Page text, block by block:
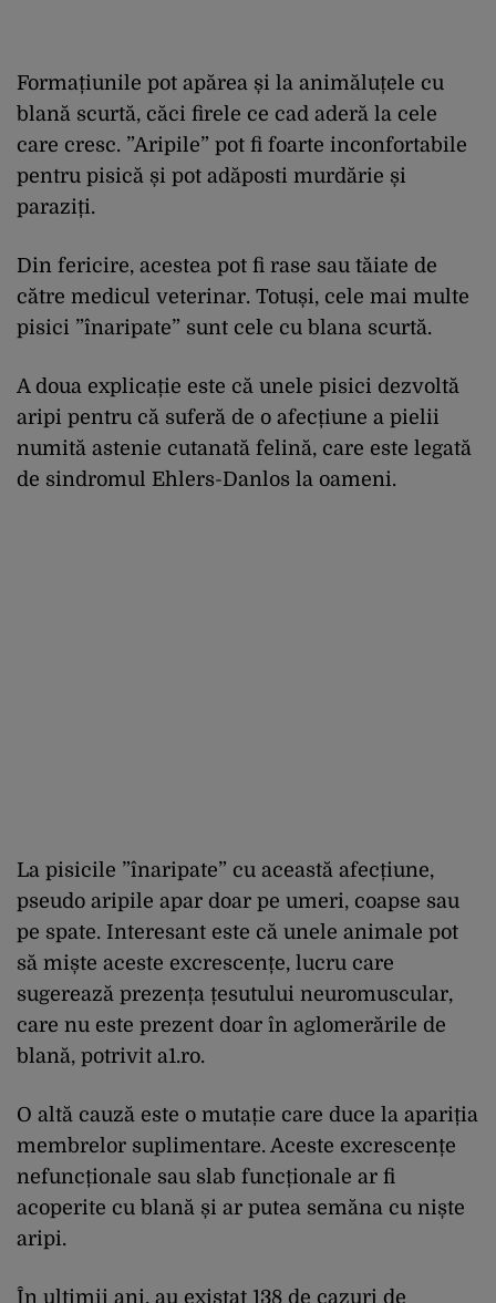
Formațiunile pot apărea și la animăluțele cu
blană scurtă, căci firele ce cad aderă la cele
care cresc. ”Aripile” pot fi foarte inconfortabile
pentru pisică și pot adăposti murdărie și
paraziți.
Din fericire, acestea pot fi rase sau tăiate de
către medicul veterinar. Totuși, cele mai multe
pisici ”înaripate” sunt cele cu blana scurtă.
A doua explicație este că unele pisici dezvoltă
aripi pentru că suferă de o afecțiune a pielii
numită astenie cutanată felină, care este legată
de sindromul Ehlers-Danlos la oameni.
La pisicile ”înaripate” cu această afecțiune,
pseudo aripile apar doar pe umeri, coapse sau
pe spate. Interesant este că unele animale pot
să miște aceste excrescențe, lucru care
sugerează prezența țesutului neuromuscular,
care nu este prezent doar în aglomerările de
blană, potrivit a1.ro.
O altă cauză este o mutație care duce la apariția
membrelor suplimentare. Aceste excrescențe
nefuncționale sau slab funcționale ar fi
acoperite cu blană și ar putea semăna cu niște
aripi.
În ultimii ani, au existat 138 de cazuri de